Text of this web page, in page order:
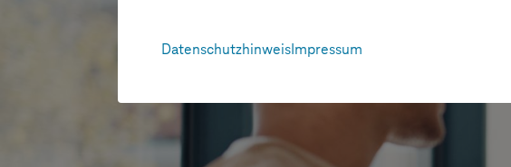
DatenschutzhinweisImpressum